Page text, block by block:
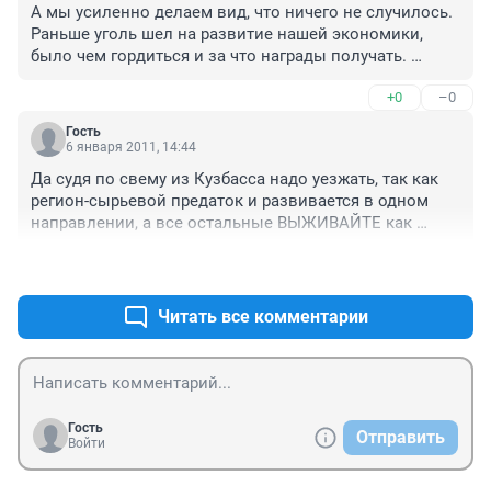
А мы усиленно делаем вид, что ничего не случилось.
Раньше уголь шел на развитие нашей экономики,
было чем гордиться и за что награды получать.
не гордиться. Недавно один "знатный" шахтер,
который из героев, ездил в Эмираты и рассказывал,
как там наши ребята умудряются обманывать
жульничать. И вот это жульничанье - на всех уровнях.
Уже ничего не умеем, кроме как жульничать.
Докатились ...
(тогда - миллионы), ему бы советские цены - вот
было бы хорошо. Как это назвать ? Шкурничество в
чистом виде.
+0 –0
Гость
6 января 2011, 14:44
Да судя по свему из Кузбасса надо уезжать, так как
регион-сырьевой предаток и развивается в одном
направлении, а все остальные ВЫЖИВАЙТЕ как
Читать все комментарии
Гость
Войти
Отправить